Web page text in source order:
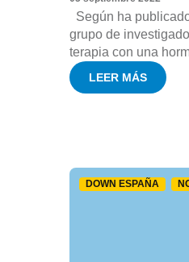
Según ha
grupo de
terapia con una
LEER MÁS
DOWN ESPAÑA